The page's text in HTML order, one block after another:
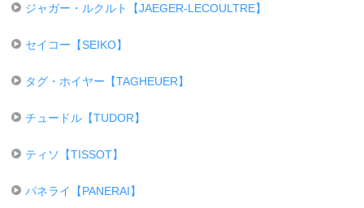
ジャガー・ルクルト【JAEGER-LECOULTRE】
セイコー【SEIKO】
タグ・ホイヤー【TAGHEUER】
チュードル【TUDOR】
ティソ【TISSOT】
パネライ【PANERAI】